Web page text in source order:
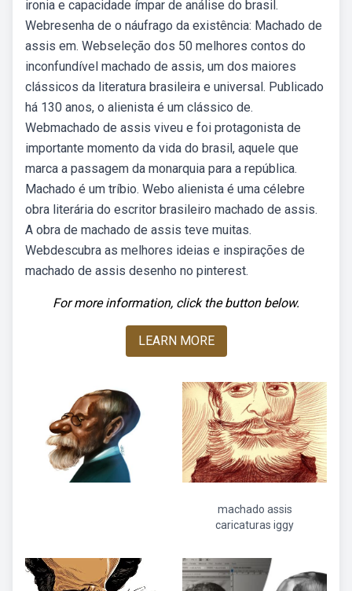
ironia e capacidade ímpar de análise do brasil.
Webresenha de o náufrago da existência: Machado de
assis em. Webseleção dos 50 melhores contos do
inconfundível machado de assis, um dos maiores
clássicos da literatura brasileira e universal. Publicado
há 130 anos, o alienista é um clássico de.
Webmachado de assis viveu e foi protagonista de
importante momento da vida do brasil, aquele que
marca a passagem da monarquia para a república.
Machado é um tríbio. Webo alienista é uma célebre
obra literária do escritor brasileiro machado de assis.
A obra de machado de assis teve muitas.
Webdescubra as melhores ideias e inspirações de
machado de assis desenho no pinterest.
For more information, click the button below.
LEARN MORE
machado assis
caricaturas iggy